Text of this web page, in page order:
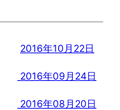
2016年10月22日
2016年09月24日
2016年08月20日